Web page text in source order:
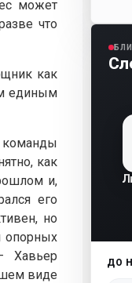
может
что
как
единым
команды
как
и,
его
но
опорных
Хавьер
виде
ДО